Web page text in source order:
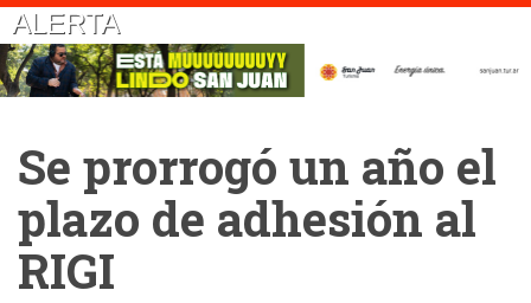
ALERTA
Se prorrogó un año el
plazo de adhesión al
RIGI